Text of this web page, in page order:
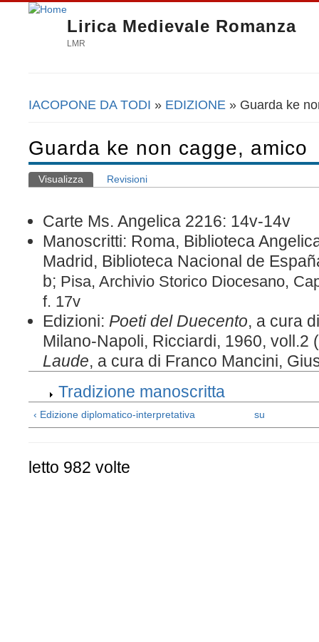
Lirica Medievale Romanza
LMR
Tu sei qui
IACOPONE DA TODI » EDIZIONE » Guarda ke
Guarda ke non cagge, amico
Schede primarie
Visualizza (scheda attiva)
Revisioni
Carte Ms. Angelica 2216: 14v-14v
Manoscritti: Roma, Biblioteca
Madrid, Biblioteca Nacional de
b; Pisa, Archivio Storico Diocesano,
f. 17v
Edizioni: Poeti del Duecento, a cura
Milano-Napoli, Ricciardi, 1960, voll.2
Laude, a cura di Franco Mancini,
Tradizione manoscritta
‹ Edizione diplomatico-interpretativa su
letto 982 volte